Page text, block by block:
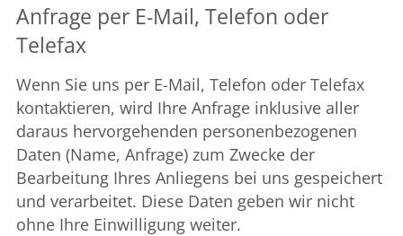
Anfrage per E-Mail, Telefon oder
Telefax
Wenn Sie uns per E-Mail, Telefon oder Telefax
kontaktieren, wird Ihre Anfrage inklusive aller
daraus hervorgehenden personenbezogenen
Daten (Name, Anfrage) zum Zwecke der
Bearbeitung Ihres Anliegens bei uns gespeichert
und verarbeitet. Diese Daten geben wir nicht
ohne Ihre Einwilligung weiter.